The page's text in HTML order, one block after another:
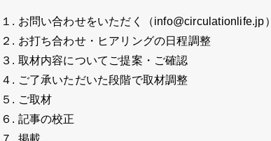
１. お問い合わせをいただく（info@circulationlife.jp）
２. お打ち合わせ・ヒアリングの日程調整
３. 取材内容についてご提案・ご確認
４. ご了承いただいた段階で取材調整
５. ご取材
６. 記事の校正
７. 掲載